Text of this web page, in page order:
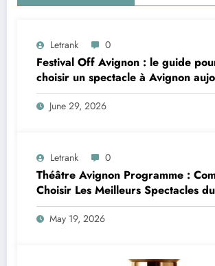
Letrank 0
Festival Off Avignon : le guide
choisir un spectacle à Avignon
June 29, 2026
Letrank 0
Théâtre Avignon Programme :
Choisir Les Meilleurs Spectacles du
Festival Off Avignon
May 19, 2026